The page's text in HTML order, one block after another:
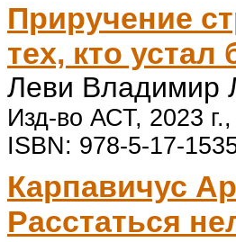
Приручение
тех, кто устал
Леви Владимир
Изд-во АСТ, 2023
ISBN: 978-5-17-
Карпавичус
Расстаться